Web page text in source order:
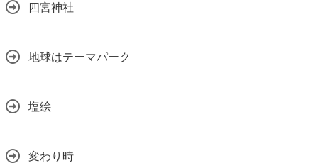
四宮神社
地球はテーマパーク
塩絵
変わり時